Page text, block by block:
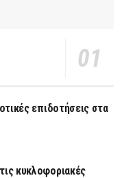
επιδοτήσεις στα
κυκλοφοριακές